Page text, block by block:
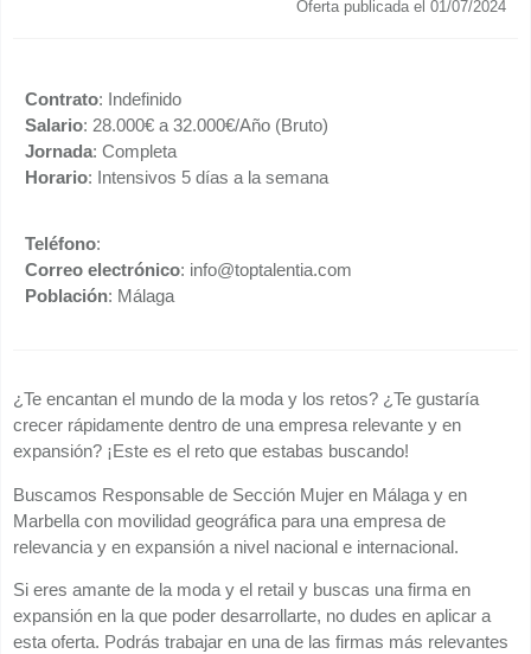
Oferta publicada el 01/07/2024
Contrato: Indefinido
Salario: 28.000€ a 32.000€/Año (Bruto)
Jornada: Completa
Horario: Intensivos 5 días a la semana
Teléfono:
Correo electrónico: info@toptalentia.com
Población: Málaga
¿Te encantan el mundo de la moda y los retos? ¿Te gustaría
crecer rápidamente dentro de una empresa relevante y en
expansión? ¡Este es el reto que estabas buscando!
Buscamos Responsable de Sección Mujer en Málaga y en
Marbella con movilidad geográfica para una empresa de
relevancia y en expansión a nivel nacional e internacional.
Si eres amante de la moda y el retail y buscas una firma en
expansión en la que poder desarrollarte, no dudes en aplicar a
esta oferta. Podrás trabajar en una de las firmas más relevantes